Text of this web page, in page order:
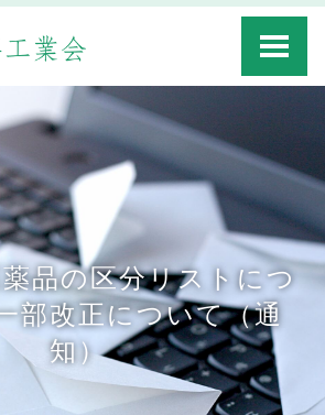
Toggle
品の区分リストにつ
部改正について（通
知）